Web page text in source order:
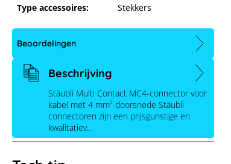
Type accessoires: Stekkers
Beoordelingen
Beschrijving
Stäubli Multi Contact MC4-connector voor
kabel met 4 mm² doorsnede Stäubli
connectoren zijn een prijsgunstige en
kwalitatiev…